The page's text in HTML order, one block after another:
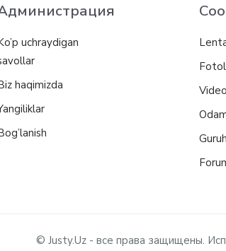
uchraydigan
haqimizda
© Justy.Uz - все права защищены.